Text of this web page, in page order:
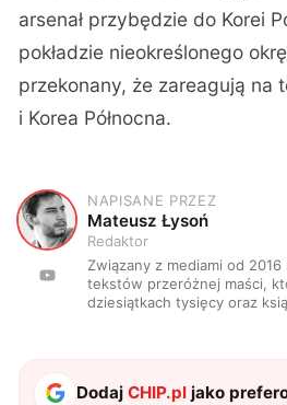
arsenał przybędzie do Korei
pokładzie nieokreślonego
przekonany, że zareagują na
i Korea Północna.
M
NAPISANE PRZEZ
Mateusz Łysoń
Redaktor
Związany z mediami od
tekstów przeróżnej maści,
dziesiątkach tysięcy oraz
DodajCHIP.pl jako